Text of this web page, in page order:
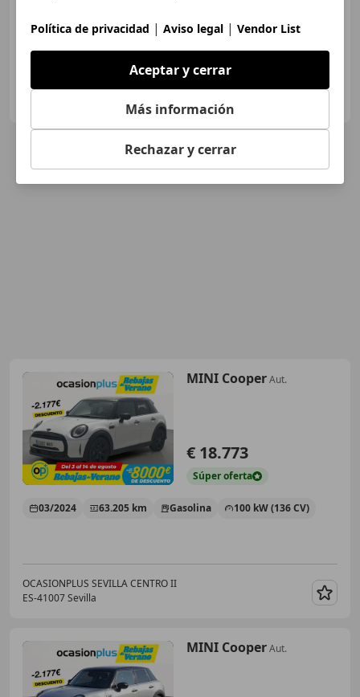
OCASIONPLUS LAS ROZAS II
MINI CooperAut.
€ 18.773
Súperoferta
03/2024 63.205 km Gasolina 100 kW (136 CV)
OCASIONPLUS SEVILLA CENTRO II
ES-41007 Sevilla
MINI CooperAut.
Política de privacidad | Aviso legal | Vendor List
Aceptar y cerrar
Más información
Rechazar y cerrar